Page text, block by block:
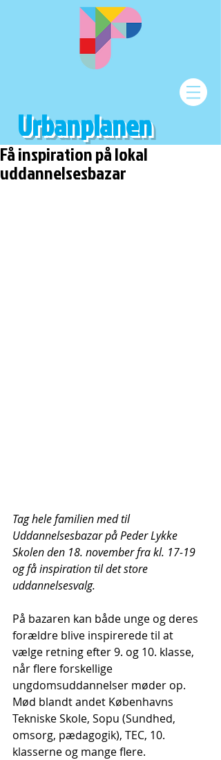
Urbanplanen
Få inspiration på lokal
uddannelsesbazar
Tag hele familien med til
Uddannelsesbazar på Peder Lykke
Skolen den 18. november fra kl. 17-19
og få inspiration til det store
uddannelsesvalg.
På bazaren kan både unge og deres
forældre blive inspirerede til at
vælge retning efter 9. og 10. klasse,
når flere forskellige
ungdomsuddannelser møder op.
Mød blandt andet Københavns
Tekniske Skole, Sopu (Sundhed,
omsorg, pædagogik), TEC, 10.
klasserne og mange flere.